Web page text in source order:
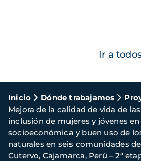
Ir a
Ruta
de
navegación
Inicio Dónde trabajamos
Mejora de la calidad de vida de
inclusión de mujeres y jóvenes
socioeconómica y buen uso de
naturales en seis comunidades
Cutervo, Cajamarca, Perú – 2ª